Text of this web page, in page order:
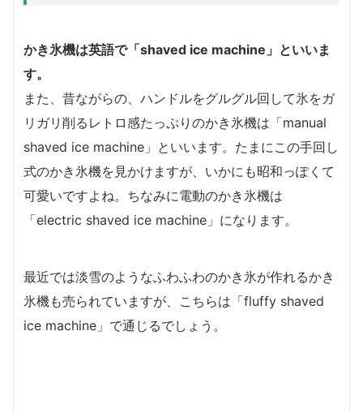
かき氷機は英語で「shaved ice machine」 といいま
す。
また、昔ながらの、ハンドルをグルグル回して氷をガ
リガリ削るレトロ感たっぷりのかき氷機は「manual
shaved ice machine」といいます。たまにこの手回し
式のかき氷機を見かけますが、いかにも昭和っぽくて
可愛いですよね。ちなみに電動のかき氷機は
「electric shaved ice machine」になります。
最近では淡雪のようなふわふわのかき氷が作れるかき
氷機も売られていますが、こちらは「fluffy shaved
ice machine」で通じるでしょう。